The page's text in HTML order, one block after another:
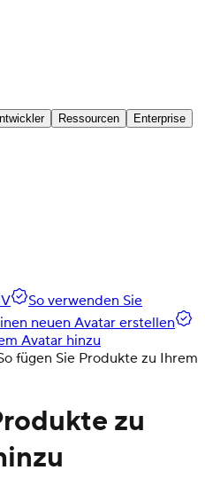
Ressourcen Enterprise
So verwenden Sie
neuen Avatar erstellen
Avatar hinzu
fügen Sie Produkte zu Ihrem
zu